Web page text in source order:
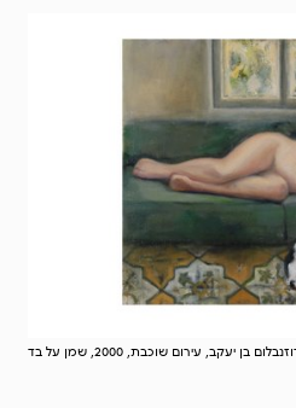
אנסטסיה רוזנבלום בן יעקב, עירום שוכבת, 2000, שמן על בד